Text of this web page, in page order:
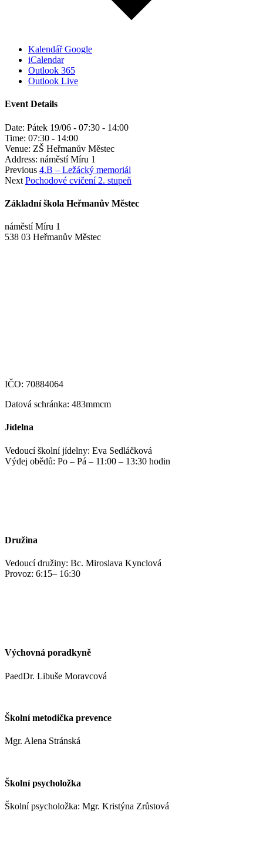
Kalendář Google
iCalendar
Outlook 365
Outlook Live
Event Details
Date: Pátek 19/06 - 07:30 - 14:00
Time: 07:30 - 14:00
Venue: ZŠ Heřmanův Městec
Address: náměstí Míru 1
Previous 4.B – Ležácký memoriál
Next Pochodové cvičení 2. stupeň
Základní škola Heřmanův Městec
náměstí Míru 1
538 03 Heřmanův Městec
IČO: 70884064
Datová schránka: 483mmcm
Jídelna
Vedoucí školní jídelny: Eva Sedláčková
Výdej obědů: Po – Pá – 11:00 – 13:30 hodin
Družina
Vedoucí družiny: Bc. Miroslava Kynclová
Provoz: 6:15– 16:30
Výchovná poradkyně
PaedDr. Libuše Moravcová
Školní metodička prevence
Mgr. Alena Stránská
Školní psycholožka
Školní psycholožka: Mgr. Kristýna Zrůstová